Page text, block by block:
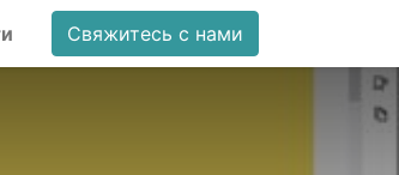
Свяжитесь с нами